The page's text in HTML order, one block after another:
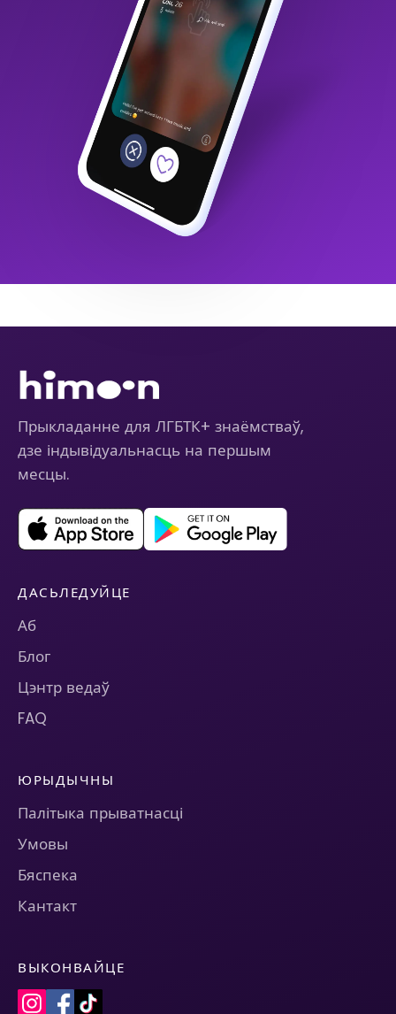
Прыкладанне для ЛГБТК+ знаёмстваў,
дзе індывідуальнасць на першым
месцы.
ДАСЬЛЕДУЙЦЕ
Аб
Блог
Цэнтр ведаў
FAQ
ЮРЫДЫЧНЫ
Палітыка прыватнасці
Умовы
Бяспека
Кантакт
ВЫКОНВАЙЦЕ